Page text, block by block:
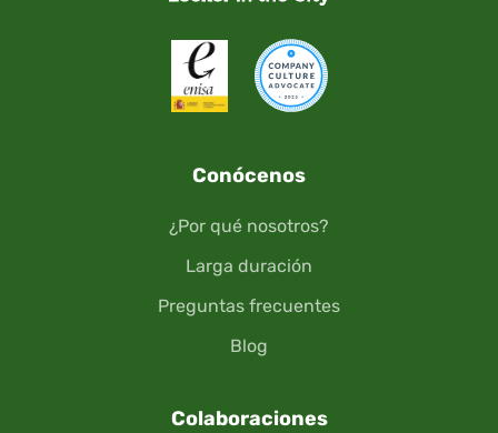
Conócenos
¿Por qué nosotros?
Larga duración
Preguntas frecuentes
Blog
Colaboraciones